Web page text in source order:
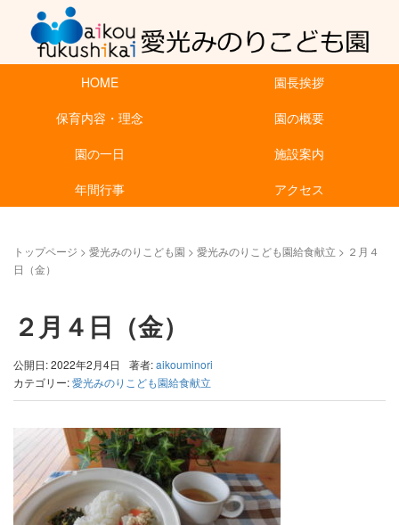
HOME
園長挨拶
保育内容・理念
園の概要
園の一日
施設案内
年間行事
アクセス
トップページ > 愛光みのりこども園 > 愛光みのりこども園給食献立 > ２月４
日（金）
２月４日（金）
公開日: 2022年2月4日 著者:aikouminori
カテゴリー:愛光みのりこども園給食献立